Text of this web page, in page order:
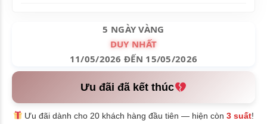
5 NGÀY VÀNG
DUY NHẤT
11/05/2026 ĐẾN 15/05/2026
Ưu đãi đã kết thúc
Ưu đãi dành cho 20 khách hàng đầu tiên — hiện còn3 suất!